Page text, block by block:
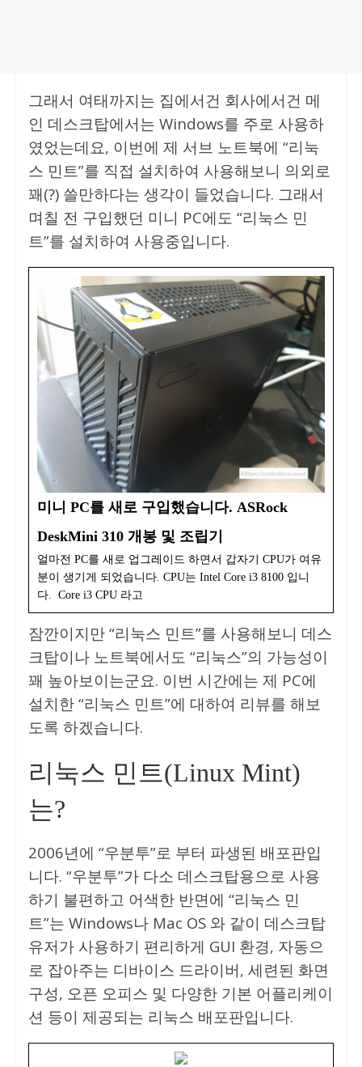
그래서 여태까지는 집에서건 회사에서건 메
인 데스크탑에서는 Windows를 주로 사용하
였었는데요, 이번에 제 서브 노트북에 “리눅
스 민트”를 직접 설치하여 사용해보니 의외로
꽤(?) 쓸만하다는 생각이 들었습니다. 그래서
며칠 전 구입했던 미니 PC에도 “리눅스 민
트”를 설치하여 사용중입니다.
미니 PC를 새로 구입했습니다. ASRock
DeskMini 310 개봉 및 조립기
얼마전 PC를 새로 업그레이드 하면서 갑자기 CPU가 여유
분이 생기게 되었습니다. CPU는 Intel Core i3 8100 입니
다. Core i3 CPU 라고
잠깐이지만 “리눅스 민트”를 사용해보니 데스
크탑이나 노트북에서도 “리눅스”의 가능성이
꽤 높아보이는군요. 이번 시간에는 제 PC에
설치한 “리눅스 민트”에 대하여 리뷰를 해보
도록 하겠습니다.
리눅스 민트(Linux Mint)
는?
2006년에 “우분투”로 부터 파생된 배포판입
니다. “우분투”가 다소 데스크탑용으로 사용
하기 불편하고 어색한 반면에 “리눅스 민
트”는 Windows나 Mac OS 와 같이 데스크탑
유저가 사용하기 편리하게 GUI 환경, 자동으
로 잡아주는 디바이스 드라이버, 세련된 화면
구성, 오픈 오피스 및 다양한 기본 어플리케이
션 등이 제공되는 리눅스 배포판입니다.